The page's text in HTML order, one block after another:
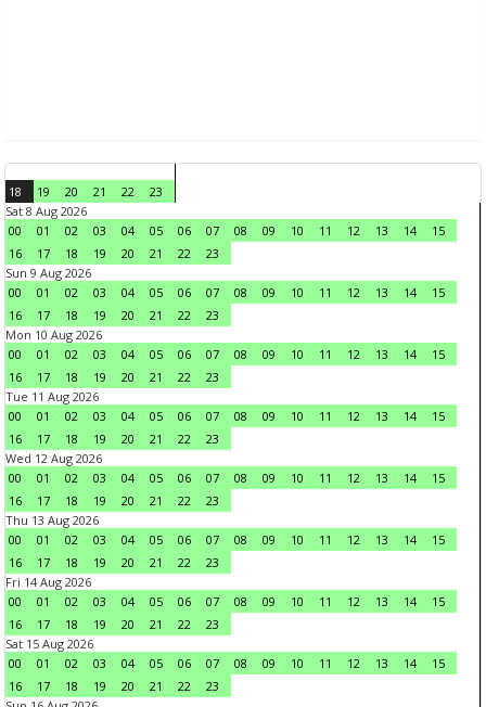
18 19 20 21 22
23
Sat 8 Aug 2026
00
01 02 03 04 05 06 07 08 09 10 11 12 13 14
15
16
17 18 19 20 21 22
23
Sun 9 Aug 2026
00
01 02 03 04 05 06 07 08 09 10 11 12 13 14
15
16
17 18 19 20 21 22
23
Mon 10 Aug 2026
00
01 02 03 04 05 06 07 08 09 10 11 12 13 14
15
16
17 18 19 20 21 22
23
Tue 11 Aug 2026
00
01 02 03 04 05 06 07 08 09 10 11 12 13 14
15
16
17 18 19 20 21 22
23
Wed 12 Aug 2026
00
01 02 03 04 05 06 07 08 09 10 11 12 13 14
15
16
17 18 19 20 21 22
23
Thu 13 Aug 2026
00
01 02 03 04 05 06 07 08 09 10 11 12 13 14
15
16
17 18 19 20 21 22
23
Fri 14 Aug 2026
00
01 02 03 04 05 06 07 08 09 10 11 12 13 14
15
16
17 18 19 20 21 22
23
Sat 15 Aug 2026
00
01 02 03 04 05 06 07 08 09 10 11 12 13 14
15
16
17 18 19 20 21 22
23